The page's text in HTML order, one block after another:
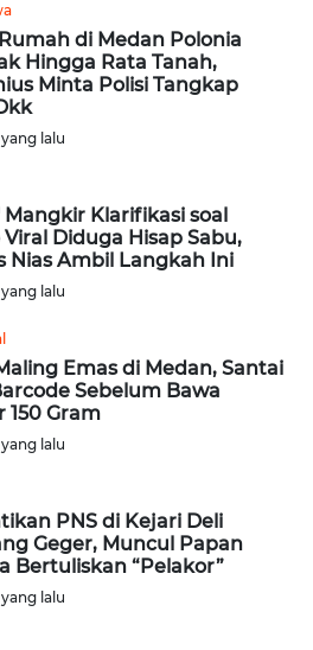
di Medan Polonia
Hingga Rata Tanah,
Minta Polisi Tangkap
lalu
Mangkir Klarifikasi soal
Viral Diduga Hisap Sabu,
Nias Ambil Langkah Ini
lalu
Emas di Medan, Santai
Sebelum Bawa
150 Gram
lalu
PNS di Kejari Deli
Geger, Muncul Papan
Bertuliskan “Pelakor”
lalu